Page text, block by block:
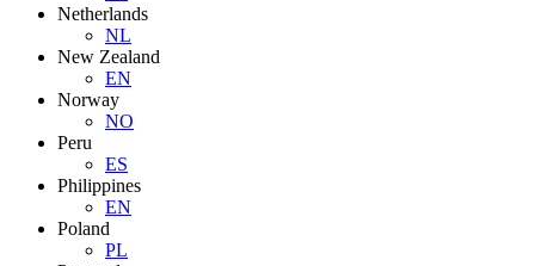
Netherlands
NL
New Zealand
EN
Norway
NO
Peru
ES
Philippines
EN
Poland
PL